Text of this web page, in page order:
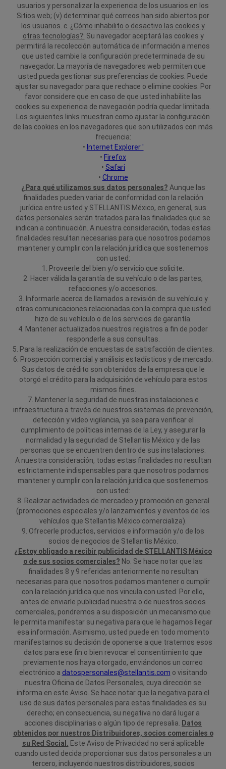
usuarios y personalizar la experiencia de los usuarios en los
Sitios web; (v) determinar qué correos han sido abiertos por
los usuarios. c. ¿Cómo inhabilito o desactivo las cookies y
otras tecnologías?: Su navegador aceptará las cookies y
permitirá la recolección automática de información a menos
que usted cambie la configuración predeterminada de su
navegador. La mayoría de navegadores web permiten que
usted pueda gestionar sus preferencias de cookies. Puede
ajustar su navegador para que rechace o elimine cookies. Por
favor considere que en caso de que usted inhabilite las
cookies su experiencia de navegación podría quedar limitada.
Los siguientes links muestran como ajustar la configuración
de las cookies en los navegadores que son utilizados con más
frecuencia:
• Internet Explorer '
• Firefox
• Safari
• Chrome
¿Para qué utilizamos sus datos personales? Aunque las
finalidades pueden variar de conformidad con la relación
jurídica entre usted y STELLANTIS México, en general, sus
datos personales serán tratados para las finalidades que se
indican a continuación. A nuestra consideración, todas estas
finalidades resultan necesarias para que nosotros podamos
mantener y cumplir con la relación jurídica que sostenemos
con usted:
1. Proveerle del bien y/o servicio que solicite.
2. Hacer válida la garantía de su vehículo o de las partes,
refacciones y/o accesorios.
3. Informarle acerca de llamados a revisión de su vehículo y
otras comunicaciones relacionadas con la compra que usted
hizo de su vehículo o de los servicios de garantía.
4. Mantener actualizados nuestros registros a fin de poder
responderle a sus consultas.
5. Para la realización de encuestas de satisfacción de clientes.
6. Prospección comercial y análisis estadísticos y de mercado.
Sus datos de crédito son obtenidos de la empresa que le
otorgó el crédito para la adquisición de vehículo para estos
mismos fines.
7. Mantener la seguridad de nuestras instalaciones e
infraestructura a través de nuestros sistemas de prevención,
detección y video vigilancia, ya sea para verificar el
cumplimiento de políticas internas de la Ley, y asegurar la
normalidad y la seguridad de Stellantis México y de las
personas que se encuentren dentro de sus instalaciones.
A nuestra consideración, todas estas finalidades no resultan
estrictamente indispensables para que nosotros podamos
mantener y cumplir con la relación jurídica que sostenemos
con usted:
8. Realizar actividades de mercadeo y promoción en general
(promociones especiales y/o lanzamientos y eventos de los
vehículos que Stellantis México comercializa).
9. Ofrecerle productos, servicios e información y/o de los
socios de negocios de Stellantis México.
¿Estoy obligado a recibir publicidad de STELLANTIS México
o de sus socios comerciales? No. Se hace notar que las
finalidades 8 y 9 referidas anteriormente no resultan
necesarias para que nosotros podamos mantener o cumplir
con la relación jurídica que nos vincula con usted. Por ello,
antes de enviarle publicidad nuestra o de nuestros socios
comerciales, pondremos a su disposición un mecanismo que
le permita manifestar su negativa para que le hagamos llegar
esa información. Asimismo, usted puede en todo momento
manifestarnos su decisión de oponerse a que tratemos esos
datos para ese fin o bien revocar el consentimiento que
previamente nos haya otorgado, enviándonos un correo
electrónico a datospersonales@stellantis.com o visitando
nuestra Oficina de Datos Personales, cuya dirección se
informa en este Aviso. Se hace notar que la negativa para el
uso de sus datos personales para estas finalidades es su
derecho; en consecuencia, su negativa no dará lugar a
acciones disciplinarias o algún tipo de represalia.
Datos
obtenidos por nuestros Distribuidores, socios comerciales o
su Red Social. Este Aviso de Privacidad no será aplicable
cuando usted decida proporcionar sus datos personales a un
tercero, incluyendo nuestros distribuidores, socios